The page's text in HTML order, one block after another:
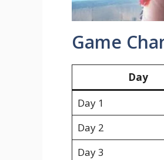
Game
Day
Day 1
Day 2
Day 3